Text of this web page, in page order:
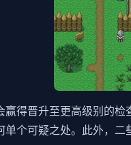
赢得晋升至更高级别的
单个可疑之处。此外，